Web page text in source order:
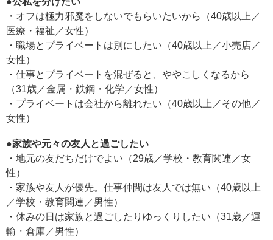
・オフは極力邪魔をしないでもらいたいから（40歳以上／
医療・福祉／女性）
・職場とプライベートは別にしたい（40歳以上／小売店／
女性）
・仕事とプライベートを混ぜると、ややこしくなるから
（31歳／金属・鉄鋼・化学／女性）
・プライベートは会社から離れたい（40歳以上／その他／
女性）
●家族や元々の友人と過ごしたい
・地元の友だちだけでよい（29歳／学校・教育関連／女
性）
・家族や友人が優先。仕事仲間は友人では無い（40歳以上
／学校・教育関連／男性）
・休みの日は家族と過ごしたりゆっくりしたい（31歳／運
輸・倉庫／男性）